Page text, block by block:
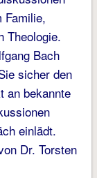
Familie,
Theologie.
Bach
sicher den
an bekannte
einlädt.
Dr. Torsten